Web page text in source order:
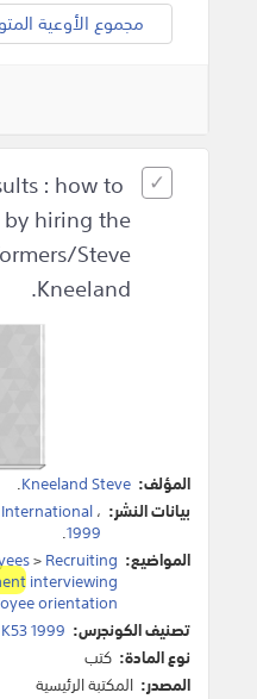
مجموع الأوعية
: how to
hiring the
Steve
Kneeland.
المؤلف: Kneeland Steve
.
بيانات النشر: ،
1999
.
المواضيع:
>Recruiting
interviewing
orientation
تصنيف الكونجرس: 1999
نوع المادة: كتب
المصدر: المكتبة الرئيسية